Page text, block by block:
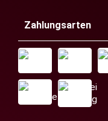
Zahlungsarten